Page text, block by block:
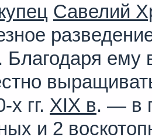
Савелий
Благодаря ему
х гг. XIX в. — в
и 2